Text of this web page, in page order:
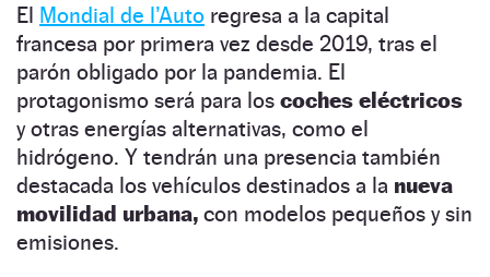
El Mondial de l’Auto regresa a la capital
francesa por primera vez desde 2019, tras el
parón obligado por la pandemia. El
protagonismo será para los coches eléctricos
y otras energías alternativas, como el
hidrógeno. Y tendrán una presencia también
destacada los vehículos destinados a la nueva
movilidad urbana, con modelos pequeños y sin
emisiones.